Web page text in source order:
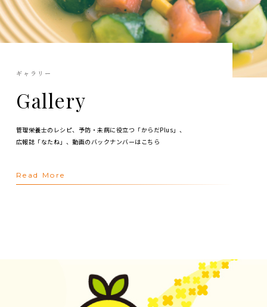
ギャラリー
Gallery
管理栄養士のレシピ、予防・未病に役立つ「からだPlus」、
広報誌「なたね」、動画のバックナンバーはこちら
Read More